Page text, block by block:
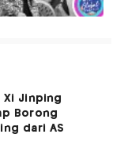
Xi Jinping
Borong
dari AS